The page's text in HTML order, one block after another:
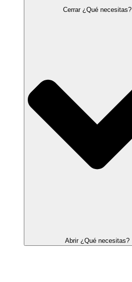
Cerrar ¿Qué necesitas?
Abrir ¿Qué necesitas?